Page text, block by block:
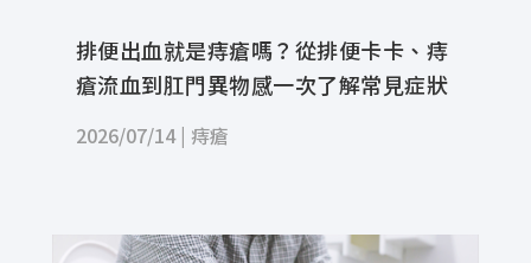
排便出血就是痔瘡嗎？從排便卡卡、痔
瘡流血到肛門異物感一次了解常見症狀
2026/07/14 | 痔瘡